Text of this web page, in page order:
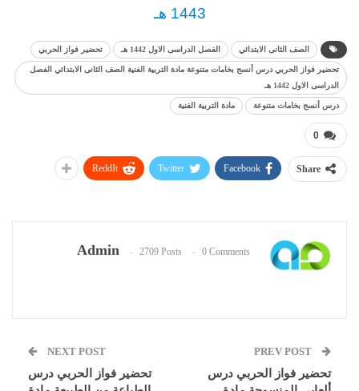
1443 هـ
الصف الثانى الابتدائي الفصل الدراسى الاول 1442 هـ تحضير فواز الحربي
تحضير فواز الحربي درس أنسج بخامات متنوعة مادة التربية الفنية الصف الثانى الابتدائي الفصل
الدراسى الاول 1442 هـ
درس أنسج بخامات متنوعة مادة التربية الفنية
0
Share
Facebook
Twitter
ReddIt
Admin 2709 Posts 0 Comments
تحضير فواز الحربي درس
NEXT POST
تحضير فواز الحربي درس